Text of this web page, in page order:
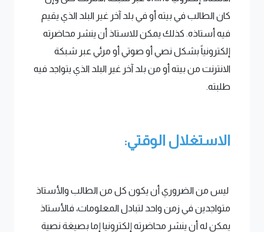
كان الطالب في بيته أو في بلد آخر غير البلد الذي يقيم
فيه أستاذه. كذلك يمكن للاستاذ أن ينشر محاضرته
إلكترونياً بشكل نصي أو صوتي أو مرئي عبر شبكة
الانترنت من بيته أو من بلد آخر غير البلد الذي يتواجد فيه
طلبته.
الاستغلال الوقتي:
ليس من الضروري أن يكون كل من الطالب والأستاذ
متواجدين في زمن واحد لتبادل المعلومات، فالأستاذ
يمكن له أن ينشر محاضرته إلكترونيا إما بصيغة نصية